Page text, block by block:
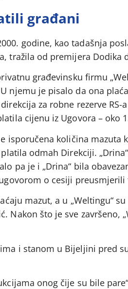
građani
godine, kao tadašnja
tražila od premijera Dodika
građevinsku firmu
njemu je pisalo da ona
za robne rezerve
cijenu iz Ugovora – oko
isporučena količina mazuta
odmah Direkciji.
pa je i „Drina“ bila
o cesiji preusmjerili
mazut, a u „Weltingu“
Nakon što je sve završeno,
i stanom u Bijeljini pred
onog čije su bile